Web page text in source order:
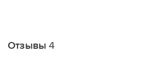
Отзывы 4